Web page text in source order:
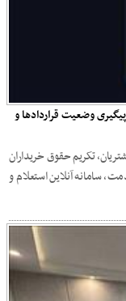
پیگیری وضعیت قراردادها و
تکریم حقوق خریداران
سامانه آنلاین استعلام و